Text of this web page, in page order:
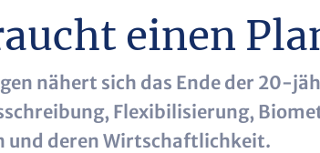
einen
nähert sich das Ende der 20-
Flexibilisierung,
und deren Wirtschaftlichkeit.